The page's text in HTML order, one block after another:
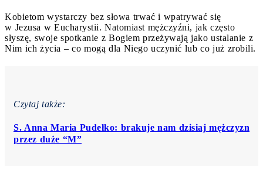
Kobietom wystarczy bez słowa trwać i wpatrywać się
w Jezusa w Eucharystii. Natomiast mężczyźni, jak często
słyszę, swoje spotkanie z Bogiem przeżywają jako ustalanie z
Nim ich życia – co mogą dla Niego uczynić lub co już zrobili.
Czytaj także:
S. Anna Maria Pudełko: brakuje nam dzisiaj mężczyzn
przez duże “M”